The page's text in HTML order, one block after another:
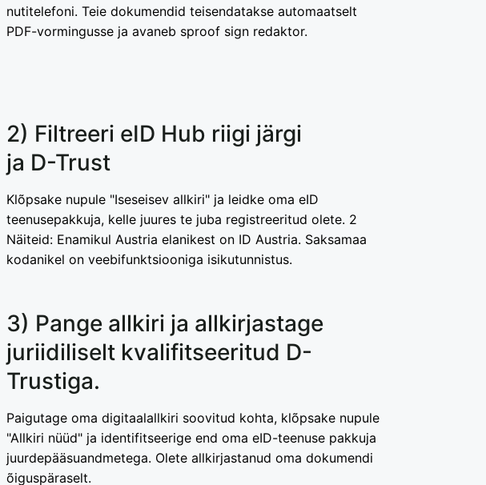
nutitelefoni. Teie dokumendid teisendatakse automaatselt
PDF-vormingusse ja avaneb sproof sign redaktor.
2) Filtreeri eID Hub riigi järgi
ja D-Trust
Klõpsake nupule "Iseseisev allkiri" ja leidke oma eID
teenusepakkuja, kelle juures te juba registreeritud olete. 2
Näiteid: Enamikul Austria elanikest on ID Austria. Saksamaa
kodanikel on veebifunktsiooniga isikutunnistus.
3) Pange allkiri ja allkirjastage
juriidiliselt kvalifitseeritud D-
Trustiga.
Paigutage oma digitaalallkiri soovitud kohta, klõpsake nupule
"Allkiri nüüd" ja identifitseerige end oma eID-teenuse pakkuja
juurdepääsuandmetega. Olete allkirjastanud oma dokumendi
õiguspäraselt.